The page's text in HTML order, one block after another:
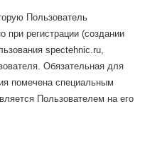
Пользователь
при регистрации (создании
spectehnic.ru,
Обязательная для
помечена специальным
Пользователем на его